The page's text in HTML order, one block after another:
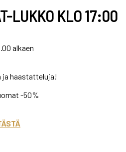
LUKKO KLO 17:00
alkaen
ja haastatteluja!
-50%